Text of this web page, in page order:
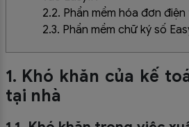
2.2. Phần mềm hóa đơn
2.3. Phần mềm chữ ký số
1. Khó khăn của kế
tại nhà